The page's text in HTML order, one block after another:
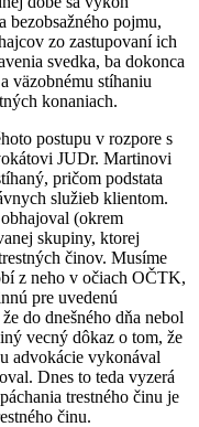
bezobsažného pojmu,
zo zastupovaní ich
svedka, ba dokonca
väzobnému stíhaniu
konaniach.
postupu v rozpore s
JUDr. Martinovi
pričom podstata
služieb klientom.
(okrem
skupiny, ktorej
činov. Musíme
z neho v očiach OČTK,
pre uvedenú
do dnešného dňa nebol
vecný dôkaz o tom, že
advokácie vykonával
Dnes to teda vyzerá
trestného činu je
činu.